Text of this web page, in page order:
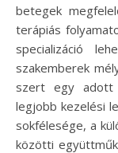
betegek
terápiás
specializáció
szakemberek
szert egy adott
legjobb kezelési
sokfélesége, a
közötti